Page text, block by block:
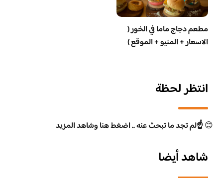
مطعم دجاج ماما في الخور (
الاسعار + المنيو + الموقع )
انتظر لحظة
😊☝️لم تجد ما تبحث عنه .. اضغط هنا وشاهد المزيد
شاهد أيضا